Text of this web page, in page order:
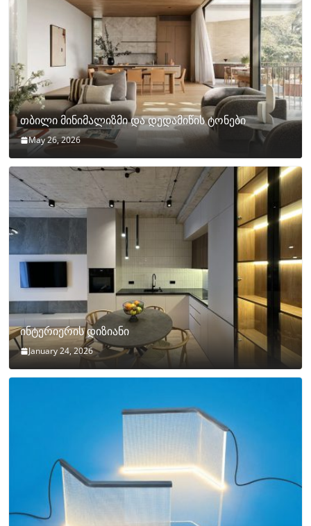
თბილი მინიმალიზმი და დედამიწის ტონები
May 26, 2026
ინტერიერის დიზიანი
January 24, 2026